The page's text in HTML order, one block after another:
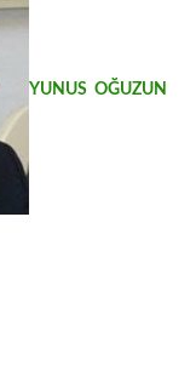
YUNUS OĞUZUN